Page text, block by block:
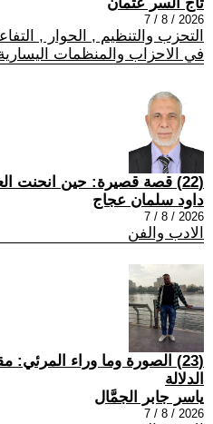
2026 / 8 / 7
التحزب والتنظيم , الحوار ,
في الاحزاب والمنظمات
(22) قصة قصيرة: حين انحنت العصا
داود سلمان عجاج
2026 / 8 / 7
الادب والفن
(23) الصورة وما وراء المرئي:
الدلالة
ياسر جابر الجمَّال
2026 / 8 / 7